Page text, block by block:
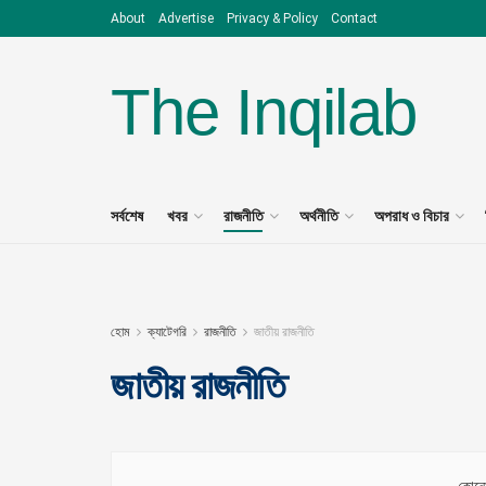
About Advertise Privacy & Policy Contact
The Inqilab
সর্বশেষ খবর রাজনীতি অর্থনীতি অপরাধ ও বিচার
হোম ক্যাটেগরি রাজনীতি জাতীয় রাজনীতি
জাতীয় রাজনীতি